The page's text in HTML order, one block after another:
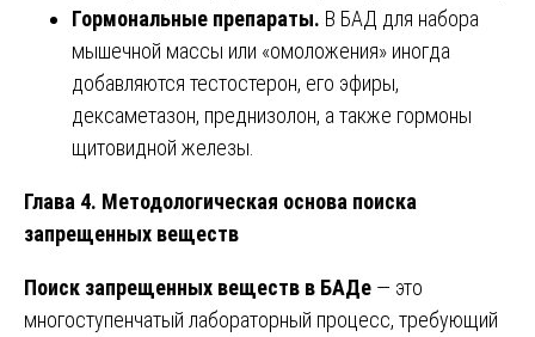
Гормональные препараты. В БАД для набора
мышечной массы или «омоложения» иногда
добавляются тестостерон, его эфиры,
дексаметазон, преднизолон, а также гормоны
щитовидной железы.
Глава 4. Методологическая основа поиска
запрещенных веществ
Поиск запрещенных веществ в БАДе — это
многоступенчатый лабораторный процесс, требующий